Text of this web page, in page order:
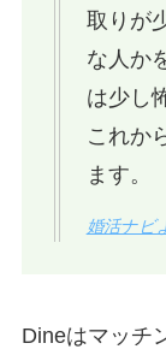
取りが
な人か
は少し
これか
ます。
婚活ナビ
Dineはマッチ